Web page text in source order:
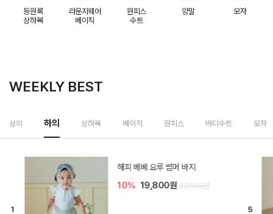
등원룩
상하복
라운지웨어
베이직
원피스
수트
양말 모자
WEEKLY BEST
상의 하의 상하복 베이직 원피스 바디수트 모자
[SIZE ~6Y] 델린 린넨 바지
10% 21,600원 24,000원